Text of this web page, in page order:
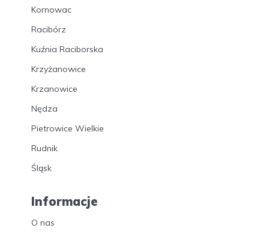
Kornowac
Racibórz
Kuźnia Raciborska
Krzyżanowice
Krzanowice
Nędza
Pietrowice Wielkie
Rudnik
Śląsk
Informacje
O nas